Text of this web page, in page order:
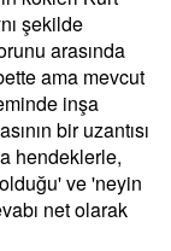
şekilde
arasında
ama mevcut
inşa
bir uzantısı
hendeklerle,
ve 'neyin
net olarak